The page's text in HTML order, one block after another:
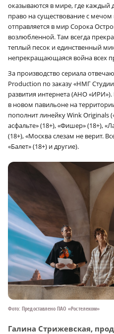
оказываются в мире, где каждый
право на существование с
отправляется в мир Сорока
возлюбленной. Там всегда
теплый песок и единственный
непрекращающаяся война всех
За производство сериала
Production по заказу «НМГ
развития интернета (АНО
в новом павильоне на
пополнит линейку Wink Originals
асфальте» (18+), «Фишер» (18+),
(18+), «Москва слезам не верит.
«Балет» (18+) и другие).
Фото: Предоставлено ПАО «Ростелеком»
Галина Стрижевская,